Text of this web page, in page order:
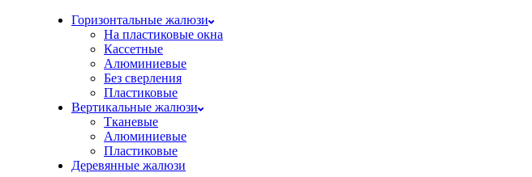
Горизонтальные жалюзи
На пластиковые окна
Кассетные
Алюминиевые
Без сверления
Пластиковые
Вертикальные жалюзи
Тканевые
Алюминиевые
Пластиковые
Деревянные жалюзи